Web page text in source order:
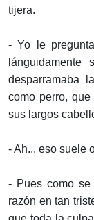
tijera.
- Yo le
desparramaba
como perro,
sus largos
- Ah... eso suele
- Pues como
razón en tan